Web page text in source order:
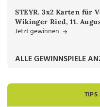
STEYR. 3x2 Karten für
Wikinger Ried, 11.
Jetzt gewinnen
ALLE GEWINNSPIELE